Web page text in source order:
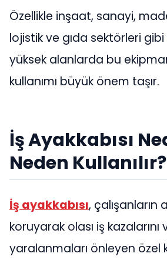
Özellikle inşaat, sanayi,
lojistik ve gıda sektörleri
yüksek alanlarda bu
kullanımı büyük önem taşır.
İş Ayakkabısı
Neden Kullanılır?
İş ayakkabısı, çalışanların
koruyarak olası iş kazalarını
yaralanmaları önleyen özel